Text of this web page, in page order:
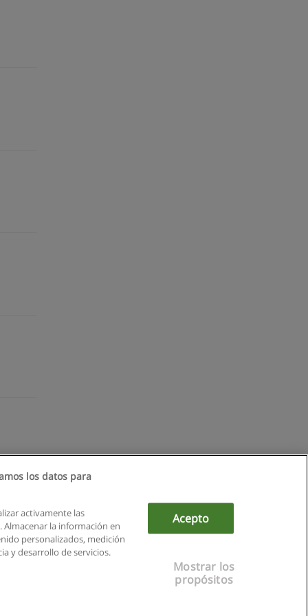
los datos para
activamente las
la información en
personalizados, medición
y desarrollo de servicios.
Acepto
Mostrar los
propósitos